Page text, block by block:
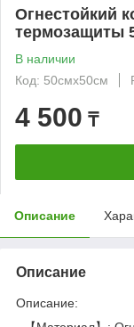
Огнестойкий
термозащиты
В наличии
Код: 50смx50см
4 500 ₸
Описание
Описание
Описание: